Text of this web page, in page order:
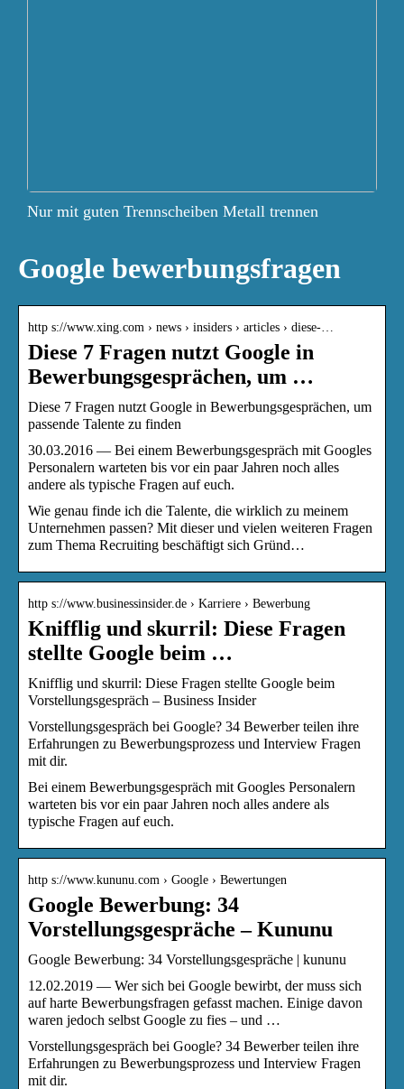
Nur mit guten Trennscheiben Metall trennen
Google bewerbungsfragen
http s://www.xing.com › news › insiders › articles › diese-…
Diese 7 Fragen nutzt Google in
Bewerbungsgesprächen, um …
Diese 7 Fragen nutzt Google in Bewerbungsgesprächen, um
passende Talente zu finden
30.03.2016 — Bei einem Bewerbungsgespräch mit Googles
Personalern warteten bis vor ein paar Jahren noch alles
andere als typische Fragen auf euch.
Wie genau finde ich die Talente, die wirklich zu meinem
Unternehmen passen? Mit dieser und vielen weiteren Fragen
zum Thema Recruiting beschäftigt sich Gründ…
http s://www.businessinsider.de › Karriere › Bewerbung
Knifflig und skurril: Diese Fragen
stellte Google beim …
Knifflig und skurril: Diese Fragen stellte Google beim
Vorstellungsgespräch – Business Insider
Vorstellungsgespräch bei Google? 34 Bewerber teilen ihre
Erfahrungen zu Bewerbungsprozess und Interview Fragen
mit dir.
Bei einem Bewerbungsgespräch mit Googles Personalern
warteten bis vor ein paar Jahren noch alles andere als
typische Fragen auf euch.
http s://www.kununu.com › Google › Bewertungen
Google Bewerbung: 34
Vorstellungsgespräche – Kununu
Google Bewerbung: 34 Vorstellungsgespräche | kununu
12.02.2019 — Wer sich bei Google bewirbt, der muss sich
auf harte Bewerbungsfragen gefasst machen. Einige davon
waren jedoch selbst Google zu fies – und …
Vorstellungsgespräch bei Google? 34 Bewerber teilen ihre
Erfahrungen zu Bewerbungsprozess und Interview Fragen
mit dir.